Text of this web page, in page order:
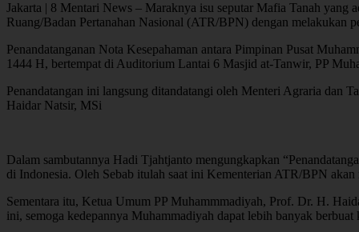
Jakarta | 8 Mentari News – Maraknya isu seputar Mafia Tanah yang
Ruang/Badan Pertanahan Nasional (ATR/BPN) dengan melakukan
Penandatanganan Nota Kesepahaman antara Pimpinan Pusat
1444 H, bertempat di Auditorium Lantai 6 Masjid at-Tanwir, PP
Penandatangan ini langsung ditandatangi oleh Menteri Agraria dan
Haidar Natsir, MSi
Dalam sambutannya Hadi Tjahtjanto mengungkapkan
di Indonesia. Oleh Sebab itulah saat ini Kementerian ATR/BPN
Sementara itu, Ketua Umum PP Muhammmadiyah, Prof. Dr. H.
ini, semoga kedepannya Muhammadiyah dapat lebih banyak berbuat